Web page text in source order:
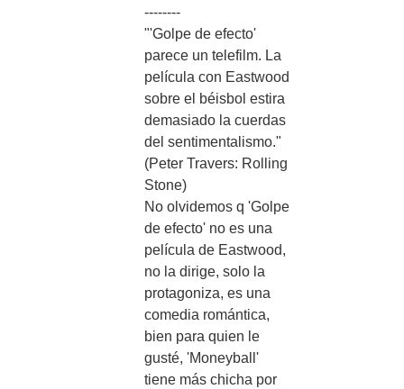
--------
"'Golpe de efecto'
parece un telefilm. La
película con Eastwood
sobre el béisbol estira
demasiado la cuerdas
del sentimentalismo."
(Peter Travers: Rolling
Stone)
No olvidemos q 'Golpe
de efecto' no es una
película de Eastwood,
no la dirige, solo la
protagoniza, es una
comedia romántica,
bien para quien le
gusté, 'Moneyball'
tiene más chicha por